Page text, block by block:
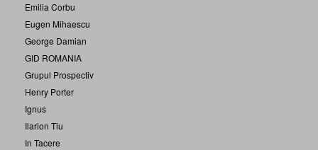
Emilia Corbu
Eugen Mihaescu
George Damian
GID ROMANIA
Grupul Prospectiv
Henry Porter
Ignus
Ilarion Tiu
In Tacere